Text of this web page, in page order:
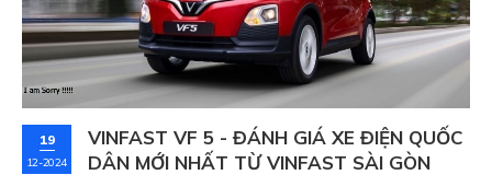
19
12-2024
VINFAST VF 5 - ĐÁNH GIÁ XE ĐIỆN QUỐC
DÂN MỚI NHẤT TỪ VINFAST SÀI GÒN